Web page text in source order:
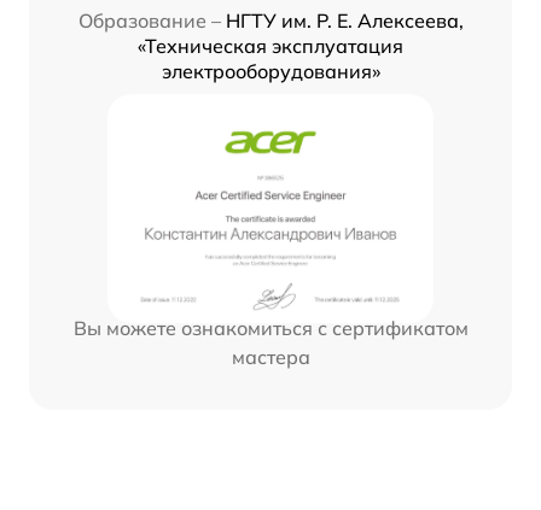
Образование – НГТУ им. Р. Е. Алексеева,
«Техническая эксплуатация
электрооборудования»
Вы можете ознакомиться с сертификатом
мастера